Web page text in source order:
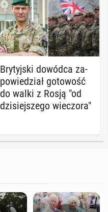
Bry­tyj­ski dowódca za­
po­wie­dział go­to­wość
do walki z Rosją "od
dzi­siej­sze­go wie­czo­ra"